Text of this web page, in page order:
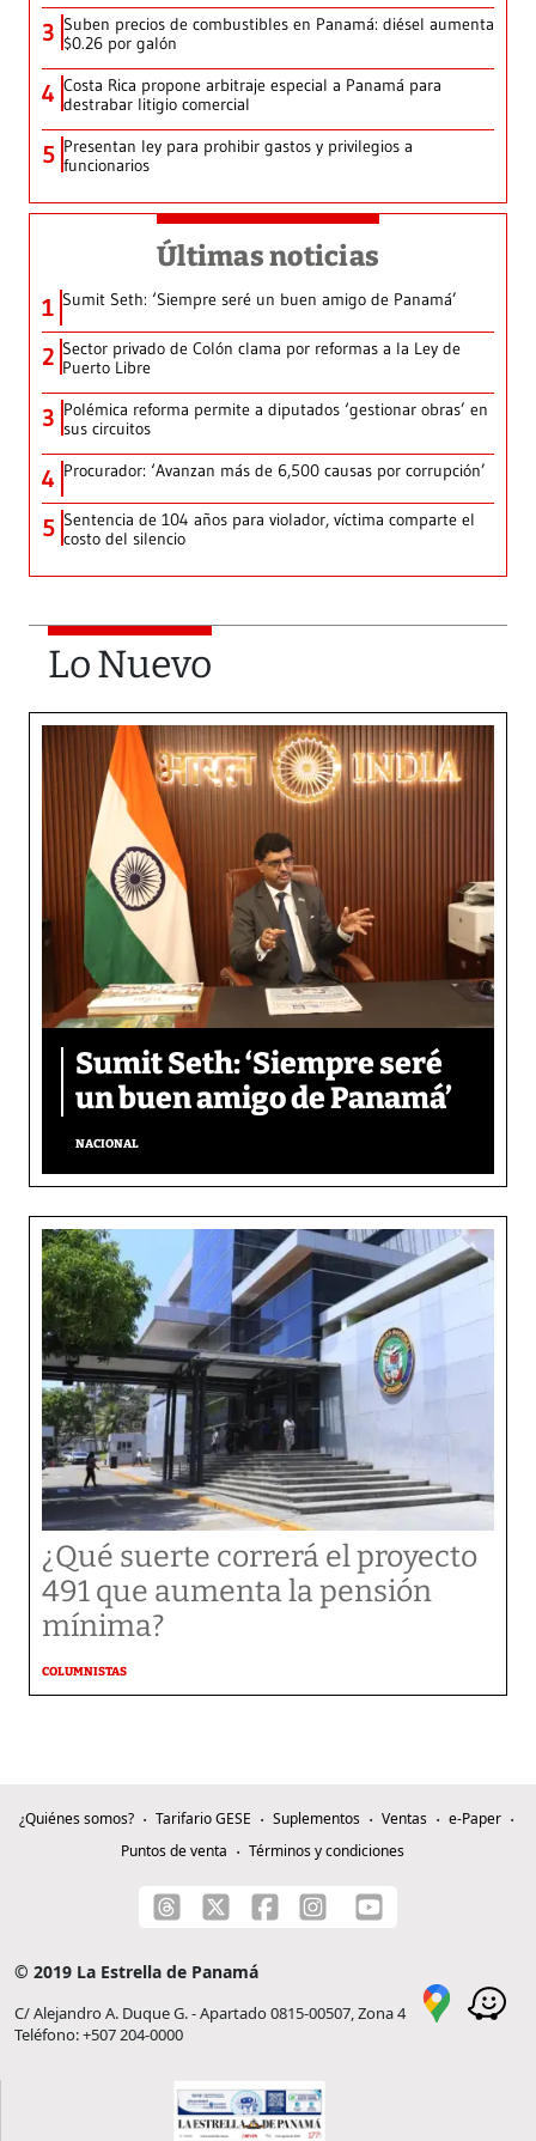
3 Suben precios de combustibles en Panamá: diésel aumenta
$0.26 por galón
4 Costa Rica propone arbitraje especial a Panamá para
destrabar litigio comercial
5 Presentan ley para prohibir gastos y privilegios a
funcionarios
Últimas noticias
1 Sumit Seth: ‘Siempre seré un buen amigo de Panamá’
2 Sector privado de Colón clama por reformas a la Ley de
Puerto Libre
3 Polémica reforma permite a diputados ‘gestionar obras’ en
sus circuitos
4 Procurador: ‘Avanzan más de 6,500 causas por corrupción’
5 Sentencia de 104 años para violador, víctima comparte el
costo del silencio
Lo Nuevo
Sumit Seth: ‘Siempre seré
un buen amigo de Panamá’
NACIONAL
¿Qué suerte correrá el proyecto
491 que aumenta la pensión
mínima?
COLUMNISTAS
¿Quiénes somos? Tarifario GESE Suplementos Ventas
e-Paper
Puntos de venta
Términos y condiciones
© 2019 La Estrella de Panamá
C/ Alejandro A. Duque G. - Apartado 0815-00507, Zona 4
Teléfono: +507 204-0000